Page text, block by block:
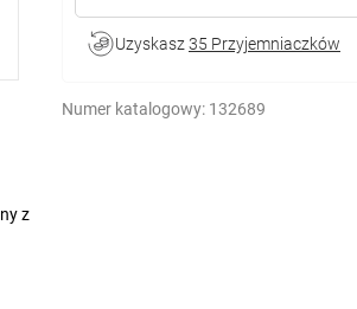
Uzyskasz 35 Przyjemniaczków
Numer katalogowy: 132689
z